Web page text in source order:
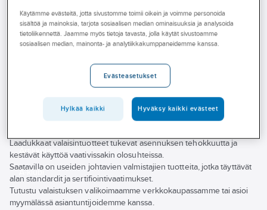
Myymälät
Tapahtumat
Artikkelit
A-klubi
Ahlsell Tuotteet Sähkö Valaistus 40-49/87
48 Purkauslamput
Suurpainenatriumlamput
Ellipsoidin muotoiset
Ellipsoidin muotoiset
Ahlsellin valaisimet on suunniteltu ammattilaisten tarpeisiin, joissa
Laadukkaat valaisintuotteet tukevat asennuksen tehokkuutta ja
kestävät käyttöä vaativissakin olosuhteissa.
Saatavilla on useiden johtavien valmistajien tuotteita, jotka täyttävät
alan standardit ja sertifiointivaatimukset.
Tutustu valaistuksen valikoimaamme verkkokaupassamme tai asioi
myymälässä asiantuntijoidemme kanssa.
Käytämme evästeitä, jotta sivustomme toimii oikein ja voimme personoida
sisältöä ja mainoksia, tarjota sosiaalisen median ominaisuuksia ja analysoida
tietoliikennettä. Jaamme myös tietoja tavasta, jolla käytät sivustoamme
sosiaalisen median, mainonta- ja analytiikkakumppaneidemme kanssa.
Evästeasetukset
Hylkää kaikki Hyväksy kaikki evästeet